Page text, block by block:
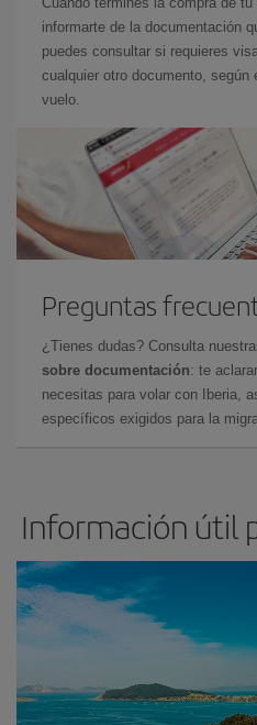
informarte de la documentación
puedes consultar si requieres
cualquier otro documento, según
vuelo.
Preguntas
¿Tienes dudas? Consulta
sobre documentación: te
necesitas para volar con Iberia,
específicos exigidos para la
Información útil